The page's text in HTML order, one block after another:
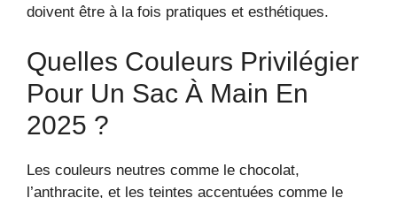
doivent être à la fois pratiques et esthétiques.
Quelles Couleurs Privilégier
Pour Un Sac À Main En
2025 ?
Les couleurs neutres comme le chocolat,
l’anthracite, et les teintes accentuées comme le